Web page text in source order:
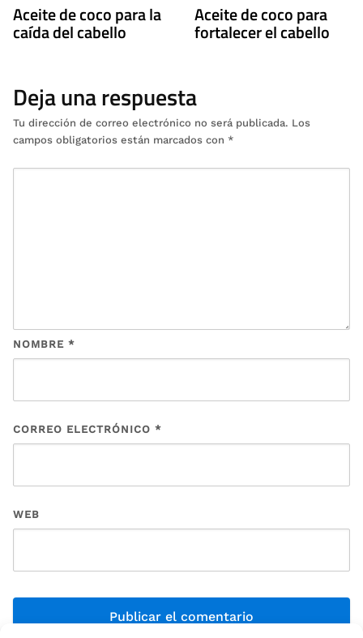
Aceite de coco para la
caída del cabello
Aceite de coco para
fortalecer el cabello
Deja una respuesta
Tu dirección de correo electrónico no será publicada. Los
campos obligatorios están marcados con *
NOMBRE *
CORREO ELECTRÓNICO *
WEB